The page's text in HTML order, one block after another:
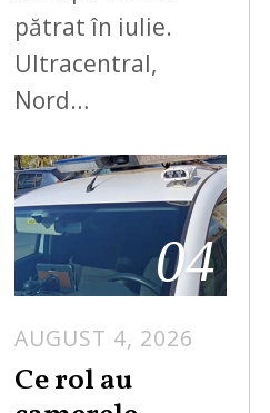
pătrat în iulie.
Ultracentral,
Nord…
04
AUGUST 4, 2026
Ce rol au